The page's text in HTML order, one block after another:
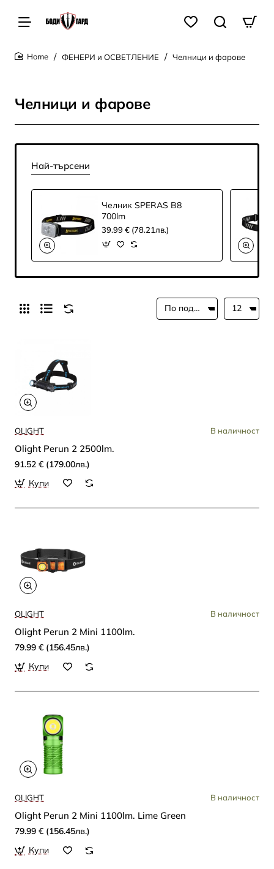
ФЕНЕРИ и ОСВЕТЛЕНИЕ Челници и фарове
Челници и фарове
Най-търсени
Челник SPERAS B8
700lm
39.99 € (78.21лв.)
OLIGHT В наличност
Olight Perun 2 2500lm.
91.52 € (179.00лв.)
Купи
OLIGHT В наличност
Olight Perun 2 Mini 1100lm.
79.99 € (156.45лв.)
Купи
OLIGHT В наличност
Olight Perun 2 Mini 1100lm. Lime Green
79.99 € (156.45лв.)
Купи